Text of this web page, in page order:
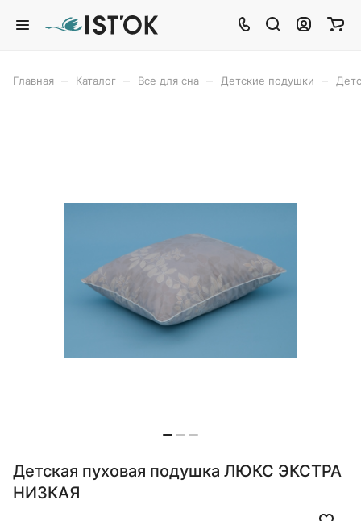
Главная Каталог Все для сна Детские подушки
Детская пуховая подушка ЛЮКС ЭКСТРА
НИЗКАЯ